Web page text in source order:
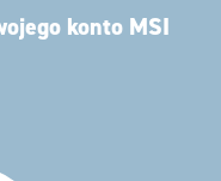
konto MSI